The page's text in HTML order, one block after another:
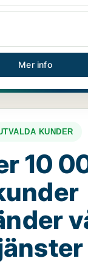
Mer info
KUNDER
10